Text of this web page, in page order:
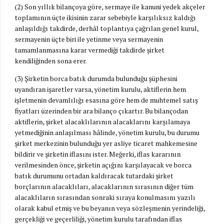
(2) Son yıllık bilançoya göre, sermaye ile kanuni yedek akçeler
toplamının üçte ikisinin zarar sebebiyle karşılıksız kaldığı
anlaşıldığı takdirde, derhâl toplantıya çağrılan genel kurul,
sermayenin üçte biri ile yetinme veya sermayenin
tamamlanmasına karar vermediği takdirde şirket
kendiliğinden sona erer.
(3) Şirketin borca batık durumda bulunduğu şüphesini
uyandıran işaretler varsa, yönetim kurulu, aktiflerin hem
işletmenin devamlılığı esasına göre hem de muhtemel satış
fiyatları üzerinden bir ara bilanço çıkartır. Bu bilançodan
aktiflerin, şirket alacaklılarının alacaklarını karşılamaya
yetmediğinin anlaşılması hâlinde, yönetim kurulu, bu durumu
şirket merkezinin bulunduğu yer asliye ticaret mahkemesine
bildirir ve şirketin iflasını ister. Meğerki, iflas kararının
verilmesinden önce, şirketin açığını karşılayacak ve borca
batık durumunu ortadan kaldıracak tutardaki şirket
borçlarının alacaklıları, alacaklarının sırasının diğer tüm
alacaklıların sırasından sonraki sıraya konulmasını yazılı
olarak kabul etmiş ve bu beyanın veya sözleşmenin yerindeliği,
gerçekliği ve geçerliliği, yönetim kurulu tarafından iflas